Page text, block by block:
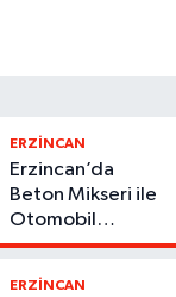
ERZİNCAN
Erzincan’da
Beton Mikseri ile
Otomobil
Çarpıştı
ERZİNCAN